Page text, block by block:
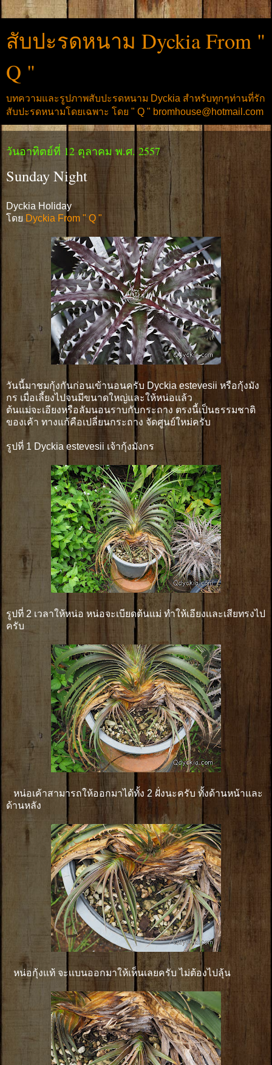
สับปะรดหนาม Dyckia From "
Q "
บทความและรูปภาพสับปะรดหนาม Dyckia สำหรับทุกๆท่านที่รัก
สับปะรดหนามโดยเฉพาะ โดย " Q " bromhouse@hotmail.com
วันอาทิตย์ที่ 12 ตุลาคม พ.ศ. 2557
Sunday Night
Dyckia Holiday
โดย Dyckia From " Q "
วันนี้มาชมกุ้งกันก่อนเข้านอนครับ Dyckia estevesii หรือกุ้งมัง
กร เมื่อเลี้ยงไปจนมีขนาดใหญ่และให้หน่อแล้ว
ต้นแม่จะเอียงหรือลัมนอนราบกับกระถาง ตรงนี้เป็นธรรมชาติ
ของเค้า ทางแก้คือเปลี่ยนกระถาง จัดศูนย์ใหม่ครับ
รูปที่ 1 Dyckia estevesii เจ้ากุ้งมังกร
รูปที่ 2 เวลาให้หน่อ หน่อจะเบียดต้นแม่ ทำให้เอียงเเละเสียทรงไป
ครับ
หน่อเค้าสามารถให้ออกมาได้ทั้ง 2 ฝั่งนะครับ ทั้งด้านหน้าและ
ด้านหลัง
หน่อกุ้งแท้ จะเเบนออกมาให้เห็นเลยครับ ไม่ต้องไปลุ้น